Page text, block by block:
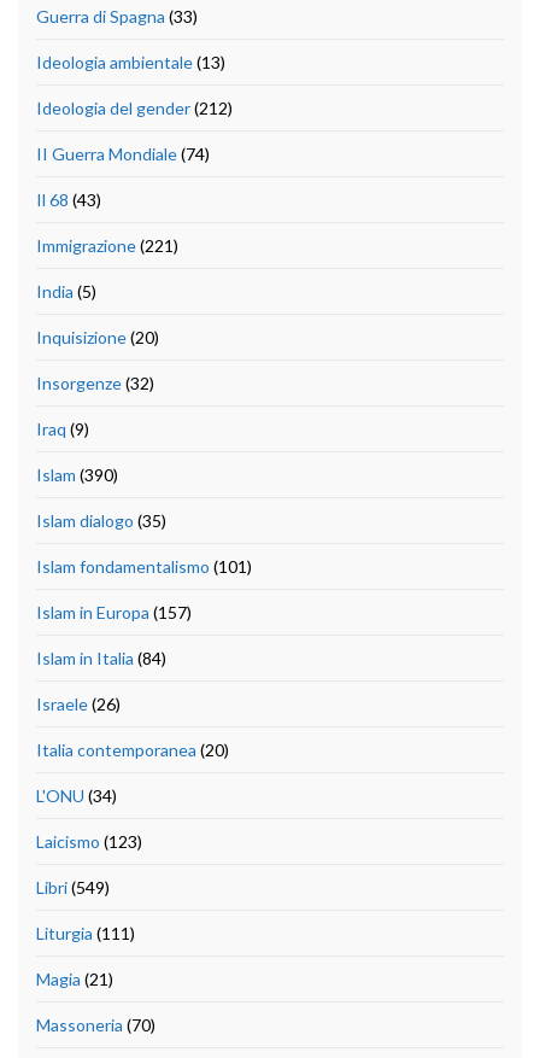
Guerra di Spagna (33)
Ideologia ambientale(13)
Ideologia del gender(212)
II Guerra Mondiale(74)
Il 68 (43)
Immigrazione(221)
India (5)
Inquisizione(20)
Insorgenze(32)
Iraq (9)
Islam (390)
Islam dialogo (35)
Islam fondamentalismo (101)
Islam in Europa (157)
Islam in Italia (84)
Israele(26)
Italia contemporanea (20)
L'ONU (34)
Laicismo (123)
Libri(549)
Liturgia (111)
Magia (21)
Massoneria (70)